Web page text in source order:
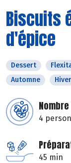
Biscuits
d'épice
Dessert
Automne
Hiver
4
45 min